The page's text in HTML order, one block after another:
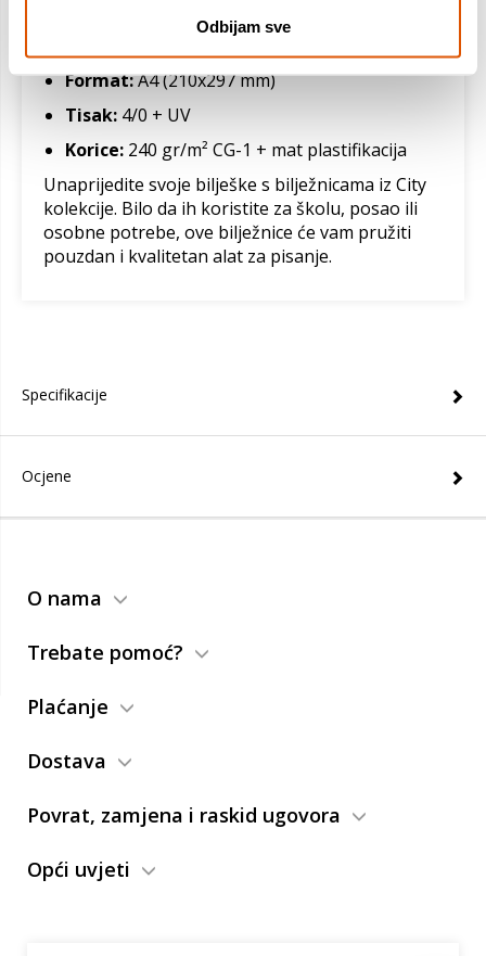
Odbijam sve
Format:A4 (210x297 mm)
Tisak: 4/0 + UV
Korice: 240 gr/m² CG-1 + mat plastifikacija
Unaprijedite svoje bilješke s bilježnicama iz City
kolekcije. Bilo da ih koristite za školu, posao ili
osobne potrebe, ove bilježnice će vam pružiti
pouzdan i kvalitetan alat za pisanje.
Specifikacije
Ocjene
O nama
Trebate pomoć?
Plaćanje
Dostava
Povrat, zamjena i raskid ugovora
Opći uvjeti